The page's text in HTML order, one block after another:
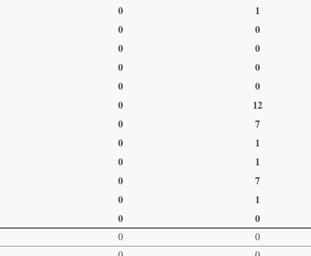
0 1
0 0
0 0
0 0
0 0
0 12
0 7
0 1
0 1
0 7
0 1
0 0
0 0